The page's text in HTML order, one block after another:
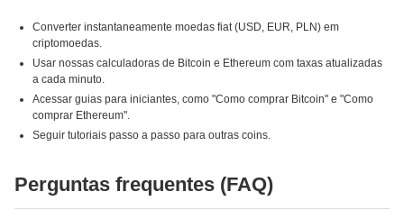
Converter instantaneamente moedas fiat (USD, EUR, PLN) em
criptomoedas.
Usar nossas calculadoras de Bitcoin e Ethereum com taxas atualizadas
a cada minuto.
Acessar guias para iniciantes, como "Como comprar Bitcoin" e "Como
comprar Ethereum".
Seguir tutoriais passo a passo para outras coins.
Perguntas frequentes (FAQ)